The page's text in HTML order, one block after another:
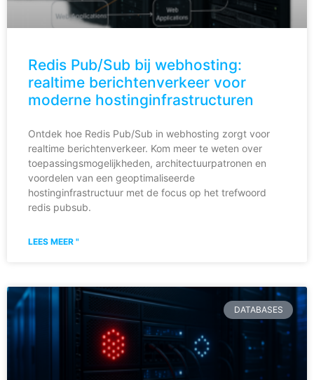
Redis Pub/Sub bij webhosting:
realtime berichtenverkeer voor
moderne hostinginfrastructuren
Ontdek hoe Redis Pub/Sub in webhosting zorgt voor
realtime berichtenverkeer. Kom meer te weten over
toepassingsmogelijkheden, architectuurpatronen en
voordelen van een geoptimaliseerde
hostinginfrastructuur met de focus op het trefwoord
redis pubsub.
LEES MEER "
DATABASES